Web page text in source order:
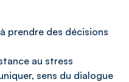
prendre des décisions
au stress
sens du dialogue